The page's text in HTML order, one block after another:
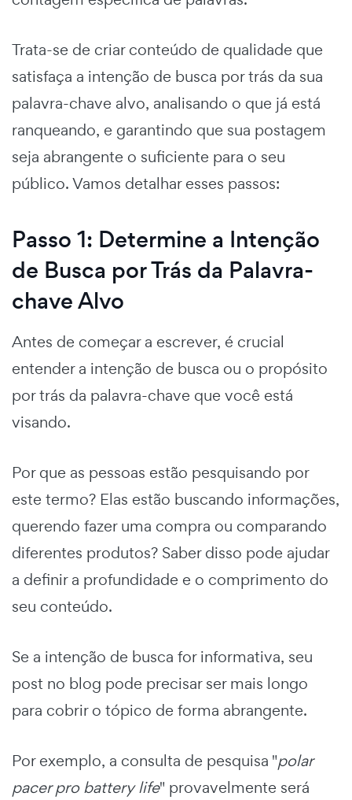
Trata-se de criar conteúdo de qualidade que
satisfaça a intenção de busca por trás da sua
palavra-chave alvo, analisando o que já está
ranqueando, e garantindo que sua postagem
seja abrangente o suficiente para o seu
público. Vamos detalhar esses passos:
Passo 1: Determine a Intenção
de Busca por Trás da Palavra-
chave Alvo
Antes de começar a escrever, é crucial
entender a intenção de busca ou o propósito
por trás da palavra-chave que você está
visando.
Por que as pessoas estão pesquisando por
este termo? Elas estão buscando informações,
querendo fazer uma compra ou comparando
diferentes produtos? Saber disso pode ajudar
a definir a profundidade e o comprimento do
seu conteúdo.
Se a intenção de busca for informativa, seu
post no blog pode precisar ser mais longo
para cobrir o tópico de forma abrangente.
Por exemplo, a consulta de pesquisa "polar
pacer pro battery life" provavelmente será